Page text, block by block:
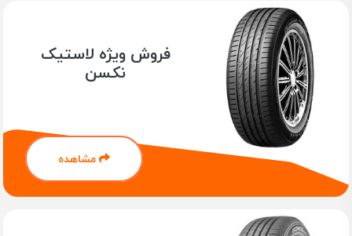
فروش ویژه لاستیک
نکسن
مشاهده